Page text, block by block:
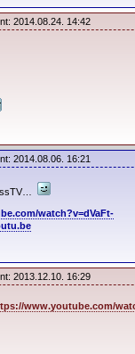
2014.08.24. 14:42
2014.08.06. 16:21
watch?v=dVaFt-
2013.12.10. 16:29
www.youtube.com/